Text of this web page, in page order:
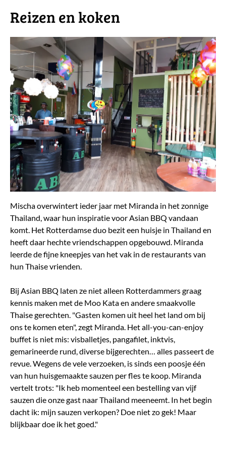
Reizen en koken
Mischa overwintert ieder jaar met Miranda in het zonnige
Thailand, waar hun inspiratie voor Asian BBQ vandaan
komt. Het Rotterdamse duo bezit een huisje in Thailand en
heeft daar hechte vriendschappen opgebouwd. Miranda
leerde de fijne kneepjes van het vak in de restaurants van
hun Thaise vrienden.
Bij Asian BBQ laten ze niet alleen Rotterdammers graag
kennis maken met de Moo Kata en andere smaakvolle
Thaise gerechten. "Gasten komen uit heel het land om bij
ons te komen eten", zegt Miranda. Het all-you-can-enjoy
buffet is niet mis: visballetjes, pangafilet, inktvis,
gemarineerde rund, diverse bijgerechten… alles passeert de
revue. Wegens de vele verzoeken, is sinds een poosje één
van hun huisgemaakte sauzen per fles te koop. Miranda
vertelt trots: "Ik heb momenteel een bestelling van vijf
sauzen die onze gast naar Thailand meeneemt. In het begin
dacht ik: mijn sauzen verkopen? Doe niet zo gek! Maar
blijkbaar doe ik het goed."